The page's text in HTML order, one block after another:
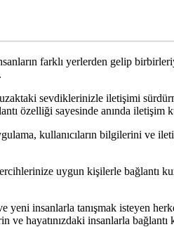
farklı yerlerden gelip
sevdiklerinizle iletişimi
özelliği sayesinde anında iletişim
kullanıcıların bilgilerini ve
uygun kişilerle bağlantı
insanlarla tanışmak isteyen
hayatınızdaki insanlarla bağlantı